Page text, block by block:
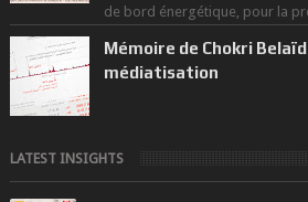
de bord énergétique, pour la
Mémoire de Chokri
médiatisation
LATEST INSIGHTS